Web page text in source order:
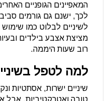
המאפיינים הגופניים
לכך, ישנם גם גורמים
לשיניים לבלוט כמו
מציצת אצבע בילדים
רוב שעות היממה.
למה לטפל
שיניים ישרות, אסתטיות
טובה ואטרקטיביות. אבל